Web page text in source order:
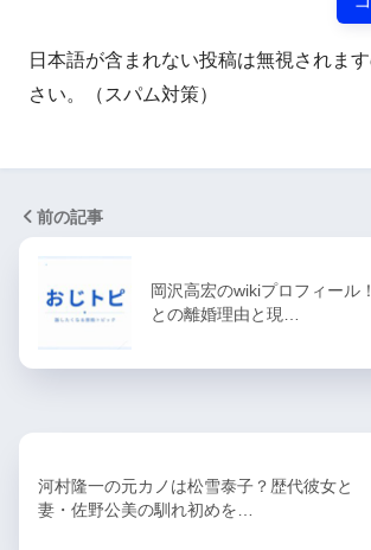
日本語が含まれない投稿は無視されま
さい。（スパム対策）
前の記事
岡沢高宏のwikiプロフィール
との離婚理由と現…
河村隆一の元カノは松雪泰子？歴代彼女と
妻・佐野公美の馴れ初めを…